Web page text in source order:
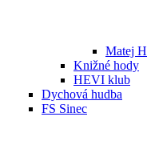
Matej
Knižné hody
HEVI klub
Dychová hudba
FS Sinec